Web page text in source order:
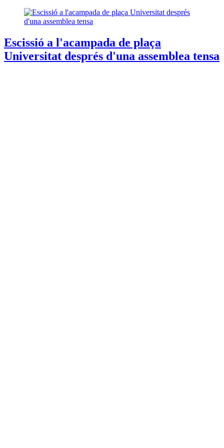
Escissió a l'acampada de plaça
Universitat després d'una assemblea tensa